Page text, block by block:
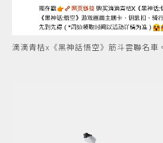
滴滴青桔x《黑神話悟空》筋斗雲聯名車